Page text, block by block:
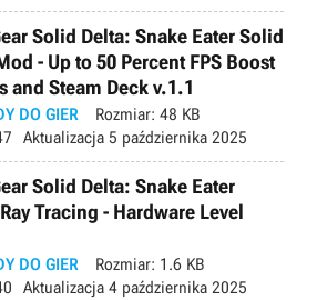
Solid Delta: Snake Eater Solid
- Up to 50 Percent FPS Boost
and Steam Deck v.1.1
DO GIER Rozmiar: 48 KB
Aktualizacja 5 października 2025
Solid Delta: Snake Eater
Tracing - Hardware Level
DO GIER Rozmiar: 1.6 KB
Aktualizacja 4 października 2025